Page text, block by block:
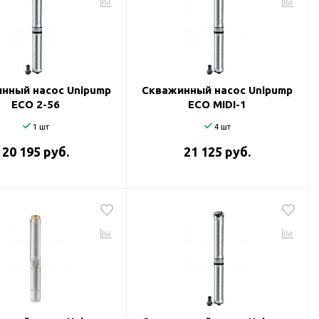
насос Unipump
ECO 2-56
1 шт
20 195 руб.
Скважинный насос Unipump
ECO MIDI-1
4 шт
21 125 руб.